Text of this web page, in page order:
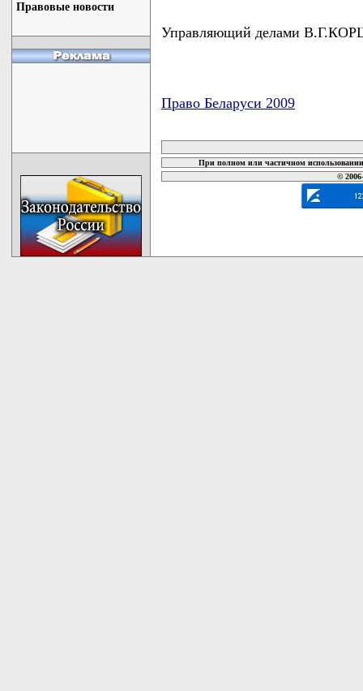
Правовые новости
Управляющий делами
Право Беларуси 2009
При полном или частичном
©